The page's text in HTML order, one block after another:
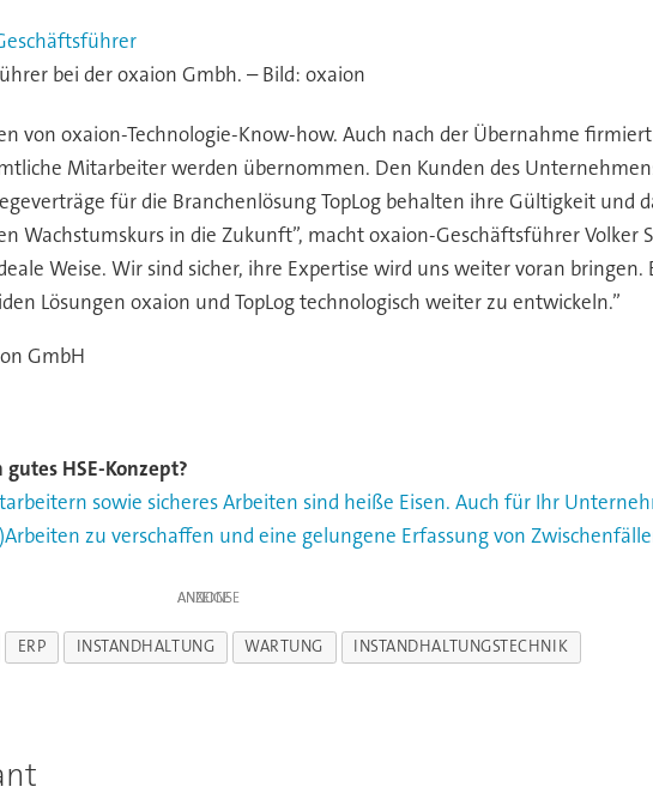
bei der oxaion Gmbh. – Bild: oxaion
von oxaion-Technologie-Know-how. Auch nach der Übernahme
Mitarbeiter werden übernommen. Den Kunden des
für die Branchenlösung TopLog behalten ihre Gültigkeit
Wachstumskurs in die Zukunft”, macht oxaion-Geschäftsführer Volker
Weise. Wir sind sicher, ihre Expertise wird uns weiter voran
Lösungen oxaion und TopLog technologisch weiter zu entwickeln.”
GmbH
HSE-Konzept?
sowie sicheres Arbeiten sind heiße Eisen. Auch für Ihr
zu verschaffen und eine gelungene Erfassung von
ANZEIGE
ERP INSTANDHALTUNG WARTUNG INSTANDHALTUNGSTECHNIK